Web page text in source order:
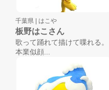
千葉県 | はこや
板野はこさん
歌って踊れて描けて喋れる。
本業似顔...